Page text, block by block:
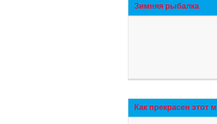
Зимняя рыбалка
Как прекрасен этот